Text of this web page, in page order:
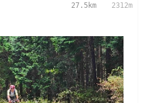
27.5km 2312m